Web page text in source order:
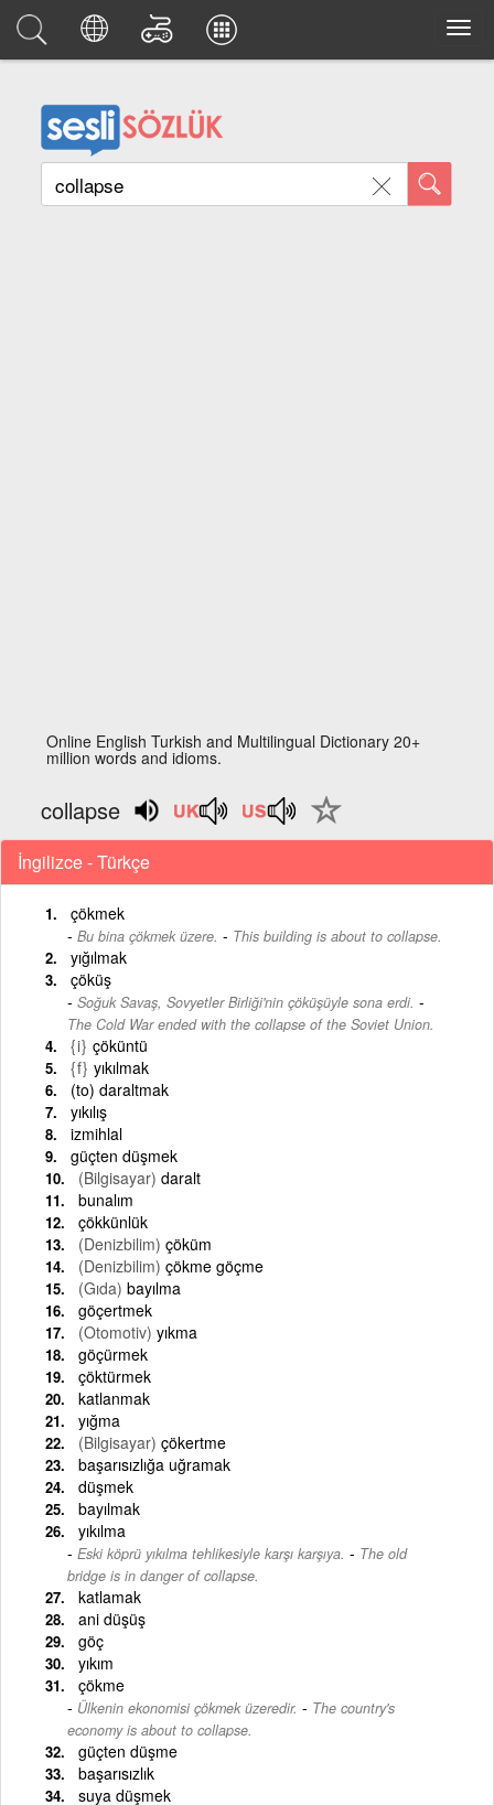
Online English Turkish and Multilingual Dictionary 20+
million words and idioms.
collapse
İngilizce - Türkçe
çökmek
Bu bina çökmek üzere. - This building is about to collapse.
yığılmak
çöküş
Soğuk Savaş, Sovyetler Birliği'nin çöküşüyle ​​sona erdi. -
The Cold War ended with the collapse of the Soviet Union.
{i} çöküntü
{f} yıkılmak
(to) daraltmak
yıkılış
izmihlal
güçten düşmek
(Bilgisayar) daralt
bunalım
çökkünlük
(Denizbilim) çöküm
(Denizbilim) çökme göçme
(Gıda) bayılma
göçertmek
(Otomotiv) yıkma
göçürmek
çöktürmek
katlanmak
yığma
(Bilgisayar) çökertme
başarısızlığa uğramak
düşmek
bayılmak
yıkılma
Eski köprü yıkılma tehlikesiyle karşı karşıya. - The old
bridge is in danger of collapse.
katlamak
ani düşüş
göç
yıkım
çökme
Ülkenin ekonomisi çökmek üzeredir. - The country's
economy is about to collapse.
güçten düşme
başarısızlık
suya düşmek